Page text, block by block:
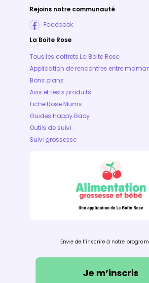
Rejoins notre communauté
Facebook
La Boite Rose
Tous les coffrets La Boite Rose
Application de rencontres entre
Bons plans
Avis et tests produits
Fiche Rose Mums
Guides Happy Baby
Outils de suivi
Suivi grossesse
Envie de t’inscrire à notre
Je m’inscris